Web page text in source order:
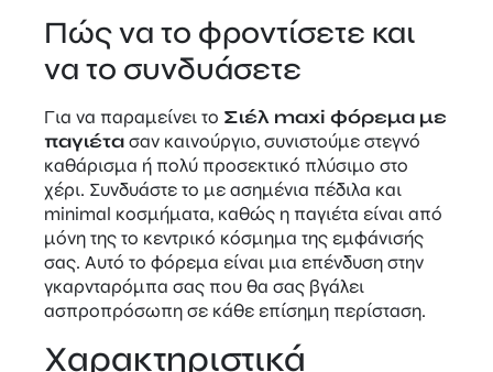
Πώς να το φροντίσετε και
να το συνδυάσετε
Για να παραμείνει το Σιέλ maxi φόρεμα με
παγιέτασαν καινούργιο, συνιστούμε στεγνό
καθάρισμα ή πολύ προσεκτικό πλύσιμο στο
χέρι. Συνδυάστε το με ασημένια πέδιλα και
minimal κοσμήματα, καθώς η παγιέτα είναι από
μόνη της το κεντρικό κόσμημα της εμφάνισής
σας. Αυτό το φόρεμα είναι μια επένδυση στην
γκαρνταρόμπα σας που θα σας βγάλει
ασπροπρόσωπη σε κάθε επίσημη περίσταση.
Χαρακτηριστικά